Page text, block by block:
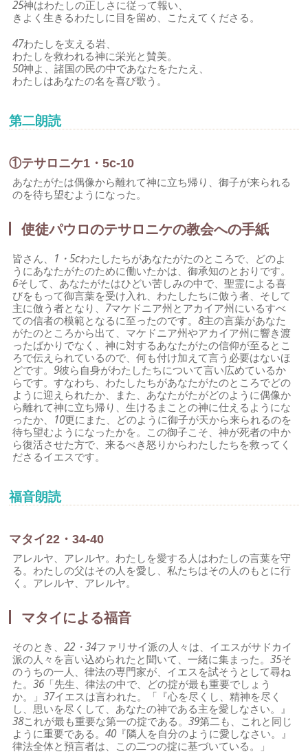
25神はわたしの正しさに従って報い、
きよく生きるわたしに目を留め、こたえてくださる。
47わたしを支える岩、
わたしを救われる神に栄光と賛美。
50神よ、諸国の民の中であなたをたたえ、
わたしはあなたの名を喜び歌う。
第二朗読
①テサロニケ1・5c-10
あなたがたは偶像から離れて神に立ち帰り、御子が来られる
のを待ち望むようになった。
使徒パウロのテサロニケの教会への手紙
皆さん、 1・5cわたしたちがあなたがたのところで、どのよ
うにあなたがたのために働いたかは、御承知のとおりです。
6そして、あなたがたはひどい苦しみの中で、聖霊による喜
びをもって御言葉を受け入れ、わたしたちに倣う者、そして
主に倣う者となり、 7マケドニア州とアカイア州にいるすべ
ての信者の模範となるに至ったのです。8主の言葉があなた
がたのところから出て、マケドニア州やアカイア州に響き渡
ったばかりでなく、神に対するあなたがたの信仰が至るとこ
ろで伝えられているので、何も付け加えて言う必要はないほ
どです。9彼ら自身がわたしたちについて言い広めているか
らです。すなわち、わたしたちがあなたがたのところでどの
ように迎えられたか、また、あなたがたがどのように偶像か
ら離れて神に立ち帰り、生けるまことの神に仕えるようにな
ったか、 10更にまた、どのように御子が天から来られるのを
待ち望むようになったかを。この御子こそ、神が死者の中か
ら復活させた方で、来るべき怒りからわたしたちを救ってく
ださるイエスです。
福音朗読
マタイ22・34-40
アレルヤ、アレルヤ。わたしを愛する人はわたしの言葉を守
る。わたしの父はその人を愛し、私たちはその人のもとに行
く。アレルヤ、アレルヤ。
マタイによる福音
そのとき、22・34ファリサイ派の人々は、イエスがサドカイ
派の人々を言い込められたと聞いて、一緒に集まった。35そ
のうちの一人、律法の専門家が、イエスを試そうとして尋ね
た。36「先生、律法の中で、どの掟が最も重要でしょう
か。」37イエスは言われた。「『心を尽くし、精神を尽く
し、思いを尽くして、あなたの神である主を愛しなさい。』
38これが最も重要な第一の掟である。39第二も、これと同じ
ように重要である。40『隣人を自分のように愛しなさい。』
律法全体と預言者は、この二つの掟に基づいている。」